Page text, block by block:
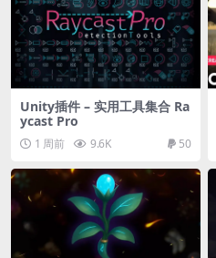
Unity插件 – 实用工具集合 Ra
ycast Pro
1 周前 9.6K 50